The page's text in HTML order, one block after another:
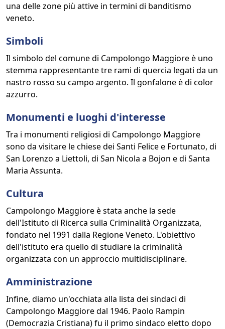
una delle zone più attive in termini di banditismo
veneto.
Simboli
Il simbolo del comune di Campolongo Maggiore è uno
stemma rappresentante tre rami di quercia legati da un
nastro rosso su campo argento. Il gonfalone è di color
azzurro.
Monumenti e luoghi d'interesse
Tra i monumenti religiosi di Campolongo Maggiore
sono da visitare le chiese dei Santi Felice e Fortunato, di
San Lorenzo a Liettoli, di San Nicola a Bojon e di Santa
Maria Assunta.
Cultura
Campolongo Maggiore è stata anche la sede
dell'Istituto di Ricerca sulla Criminalità Organizzata,
fondato nel 1991 dalla Regione Veneto. L'obiettivo
dell'istituto era quello di studiare la criminalità
organizzata con un approccio multidisciplinare.
Amministrazione
Infine, diamo un'occhiata alla lista dei sindaci di
Campolongo Maggiore dal 1946. Paolo Rampin
(Democrazia Cristiana) fu il primo sindaco eletto dopo